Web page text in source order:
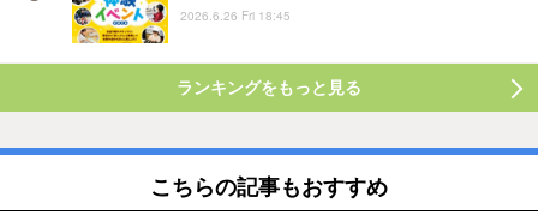
2026.6.26 Fri 18:45
ランキングをもっと見る
こちらの記事もおすすめ